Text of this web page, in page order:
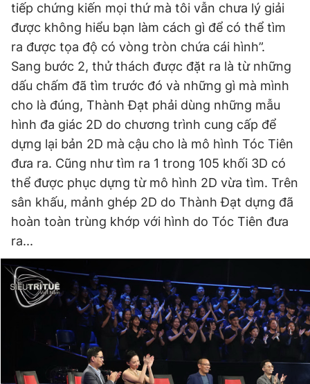
tiếp chứng kiến mọi thứ mà tôi vẫn chưa lý giải
được không hiểu bạn làm cách gì để có thể tìm
ra được tọa độ có vòng tròn chứa cái hình”.
Sang bước 2, thử thách được đặt ra là từ những
dấu chấm đã tìm trước đó và những gì mà mình
cho là đúng, Thành Đạt phải dùng những mẫu
hình đa giác 2D do chương trình cung cấp để
dựng lại bản 2D mà cậu cho là mô hình Tóc Tiên
đưa ra. Cũng như tìm ra 1 trong 105 khối 3D có
thể được phục dựng từ mô hình 2D vừa tìm. Trên
sân khấu, mảnh ghép 2D do Thành Đạt dựng đã
hoàn toàn trùng khớp với hình do Tóc Tiên đưa
ra...